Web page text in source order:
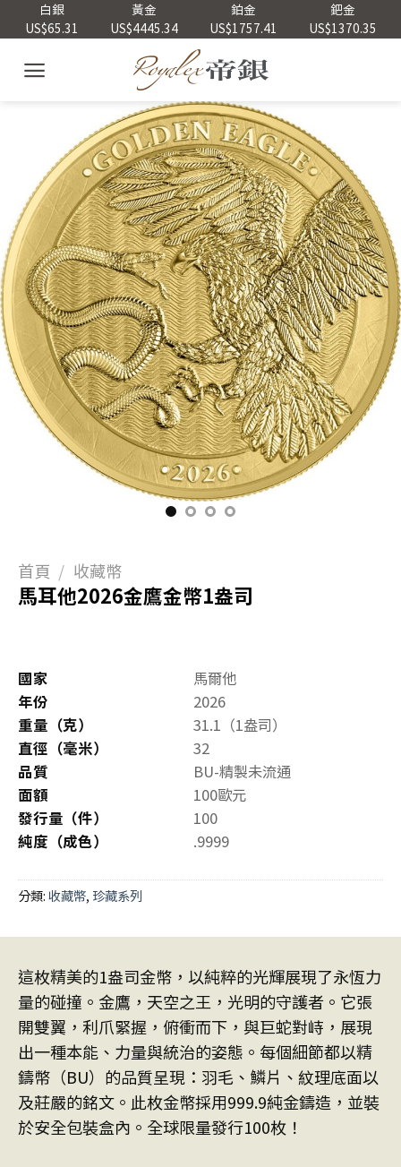
to
content
白銀
US$65.31
黃金
US$4445.34
鉑金
US$1757.41
鈀金
US$1370.35
首頁 / 收藏幣
馬耳他2026金鷹金幣1盎司
國家
馬爾他
年份
2026
重量（克）
31.1（1盎司）
直徑（毫米）
32
品質
BU-精製未流通
面額
100歐元
發行量（件）
100
純度（成色）
.9999
分類:收藏幣, 珍藏系列
這枚精美的1盎司金幣，以純粹的光輝展現了永恆力
量的碰撞。金鷹，天空之王，光明的守護者。它張
開雙翼，利爪緊握，俯衝而下，與巨蛇對峙，展現
出一種本能、力量與統治的姿態。每個細節都以精
鑄幣（BU）的品質呈現：羽毛、鱗片、紋理底面以
及莊嚴的銘文。此枚金幣採用999.9純金鑄造，並裝
於安全包裝盒內。全球限量發行100枚！